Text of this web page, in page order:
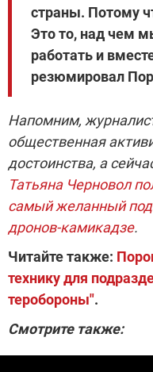
страны. Потому
Это то, над чем
работать и
резюмировал
Напомним,
общественная
достоинства, а
Татьяна Черновол
самый желанный
дронов-камикадзе.
Читайте также:
технику для
теробороны".
Смотрите также: